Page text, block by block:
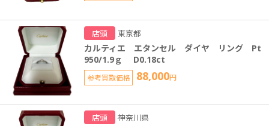
店頭 東京都
カルティエ エタンセル ダイヤ リング Pt
950/1.9ｇ D0.18ct
参考買取価格 88,000円
店頭 神奈川県